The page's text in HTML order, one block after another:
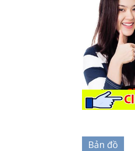
Bản đồ